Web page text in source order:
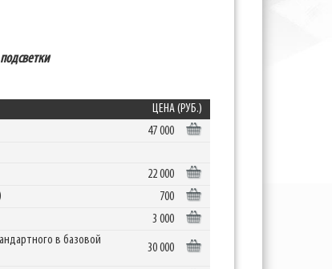
ЦЕНА (РУБ.)
47 000
22 000
700
3 000
в базовой
30 000